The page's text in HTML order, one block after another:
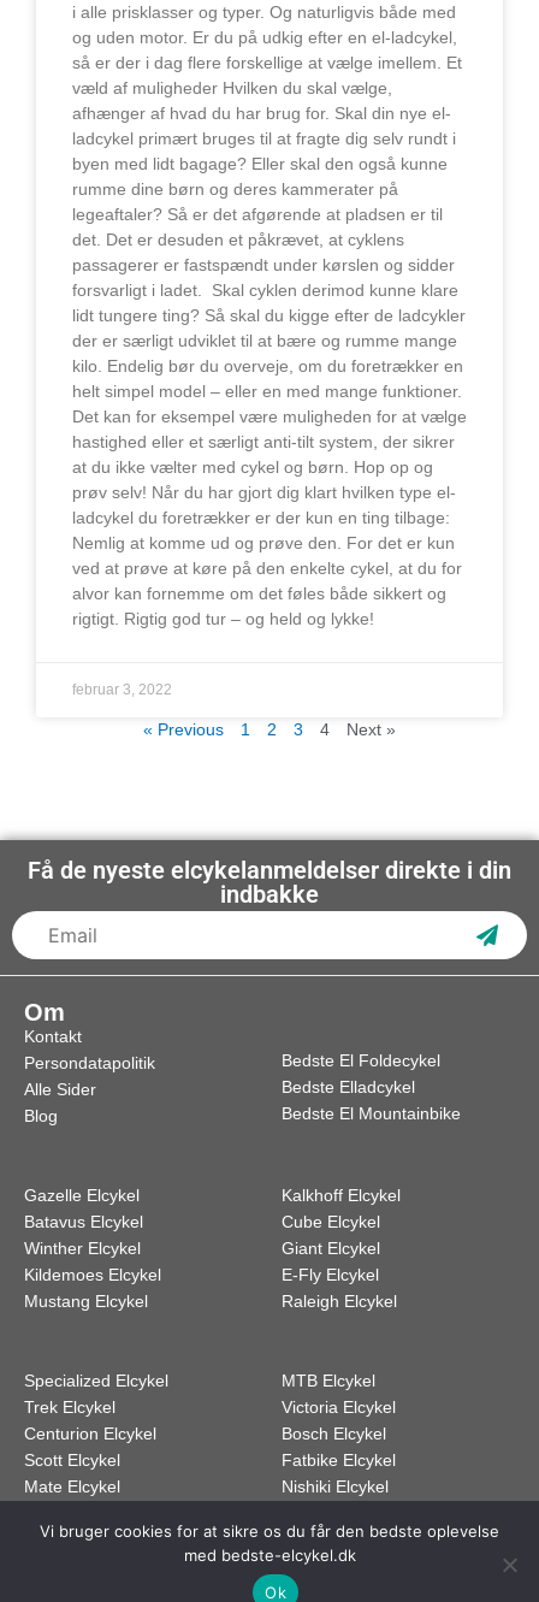
i alle prisklasser og typer. Og naturligvis både med
og uden motor. Er du på udkig efter en el-ladcykel,
så er der i dag flere forskellige at vælge imellem. Et
væld af muligheder Hvilken du skal vælge,
afhænger af hvad du har brug for. Skal din nye el-
ladcykel primært bruges til at fragte dig selv rundt i
byen med lidt bagage? Eller skal den også kunne
rumme dine børn og deres kammerater på
legeaftaler? Så er det afgørende at pladsen er til
det. Det er desuden et påkrævet, at cyklens
passagerer er fastspændt under kørslen og sidder
forsvarligt i ladet. Skal cyklen derimod kunne klare
lidt tungere ting? Så skal du kigge efter de ladcykler
der er særligt udviklet til at bære og rumme mange
kilo. Endelig bør du overveje, om du foretrækker en
helt simpel model – eller en med mange funktioner.
Det kan for eksempel være muligheden for at vælge
hastighed eller et særligt anti-tilt system, der sikrer
at du ikke vælter med cykel og børn. Hop op og
prøv selv! Når du har gjort dig klart hvilken type el-
ladcykel du foretrækker er der kun en ting tilbage:
Nemlig at komme ud og prøve den. For det er kun
ved at prøve at køre på den enkelte cykel, at du for
alvor kan fornemme om det føles både sikkert og
rigtigt. Rigtig god tur – og held og lykke!
februar 3, 2022
« Previous 1 2 3 4 Next »
Få de nyeste elcykelanmeldelser direkte i din
indbakke
Om
Kontakt
Persondatapolitik
Alle Sider
Blog
Bedste El Foldecykel
Bedste Elladcykel
Bedste El Mountainbike
Gazelle Elcykel
Batavus Elcykel
Winther Elcykel
Kildemoes Elcykel
Mustang Elcykel
Kalkhoff Elcykel
Cube Elcykel
Giant Elcykel
E-Fly Elcykel
Raleigh Elcykel
Specialized Elcykel
Trek Elcykel
Centurion Elcykel
Scott Elcykel
Mate Elcykel
MTB Elcykel
Victoria Elcykel
Bosch Elcykel
Fatbike Elcykel
Nishiki Elcykel
Dette medie ejes og drives af Tropic Traffic LLC-FZ | The Meydan Hotel, Grandstand, 6th
floor, Nad Al Sheba | Dubai | UAE
Vi bruger cookies for at sikre os du får den bedste oplevelse
med bedste-elcykel.dk
Ok